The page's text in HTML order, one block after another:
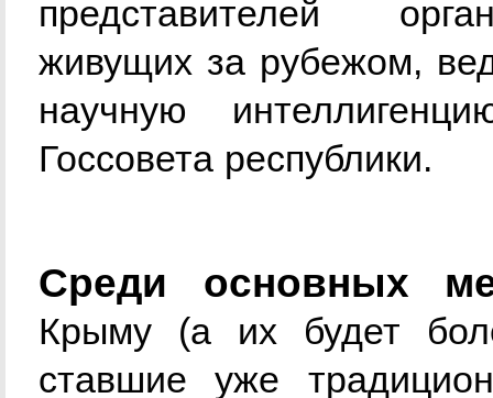
представителей
живущих за рубежом,
научную
Госсовета республики.
Среди основных
Крыму (а их будет
ставшие уже